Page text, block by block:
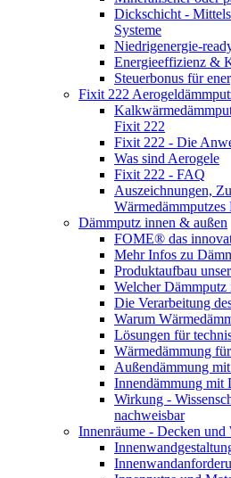
Dickschicht -
Systeme
Niedrigenergie-
Energieeffizienz &
Steuerbonus für
Fixit 222
Fixit 222
Fixit 222 - Die
Was sind Aerogele
Fixit 222 - FAQ
Auszeichnungen,
Dämmputz innen & außen
FOME® das
Mehr Infos zu
Produktaufbau
Welcher
Die Verarbeitung
Warum
Lösungen für
Wärmedämmung
Außendämmung
Innendämmung mit
Wirkung -
nachweisbar
Innenräume - Decken und